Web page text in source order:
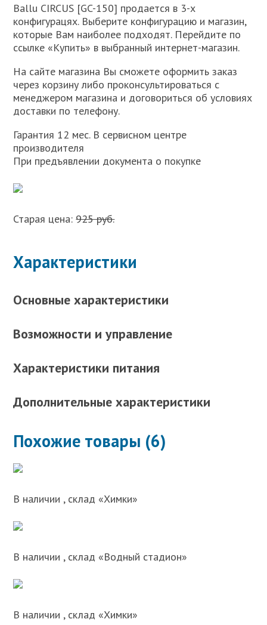
Ballu CIRCUS [GC-150] продается в 3-х
конфигурацях. Выберите конфигурацию и магазин,
которые Вам наиболее подходят. Перейдите по
ссылке «Купить» в выбранный интернет-магазин.
На сайте магазина Вы сможете оформить заказ
через корзину либо проконсультироваться с
менеджером магазина и договориться об условиях
доставки по телефону.
Гарантия 12 мес. В сервисном центре
производителя
При предъявлении документа о покупке
Старая цена:925 руб.
Характеристики
Основные характеристики
Возможности и управление
Характеристики питания
Дополнительные характеристики
Похожие товары (6)
В наличии , склад «Химки»
В наличии , склад «Водный стадион»
В наличии , склад «Химки»